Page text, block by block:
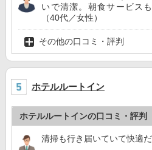
いで清潔。朝食サービス
（40代／女性）
その他の口コミ・評判
ホテルルートイン
ホテルルートインの口コミ・評判
清掃も行き届いていて快適